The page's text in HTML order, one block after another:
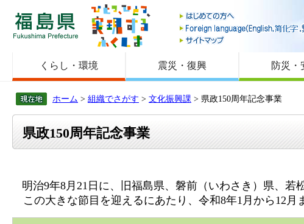
福島県
くらし・環境 震災・復興 防災・
ホーム > 組織でさがす > 文化振興課 > 県政150周年記念事業
県政150周年記念事業
明治9年8月21日に、旧福島県、磐前（いわさき）県、
この大きな節目を迎えるにあたり、令和8年1月から12月